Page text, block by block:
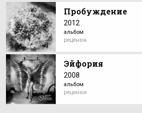
Пробуждение
2012
альбом
рецензія
Эйфория
2008
альбом
рецензія